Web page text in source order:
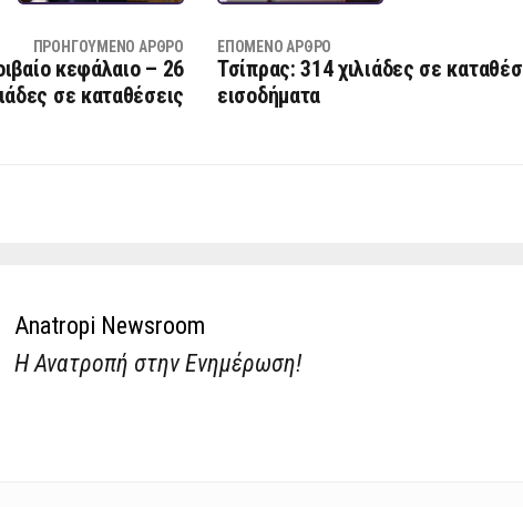
ΠΡΟΗΓΟΎΜΕΝΟ ΆΡΘΡΟ
κεφάλαιο – 26
σε καταθέσεις
ΕΠΌΜΕΝΟ ΆΡΘΡΟ
Τσίπρας: 314 χιλιάδες σε
εισοδήματα
Anatropi Newsroom
Η Ανατροπή στην Ενημέρωση!